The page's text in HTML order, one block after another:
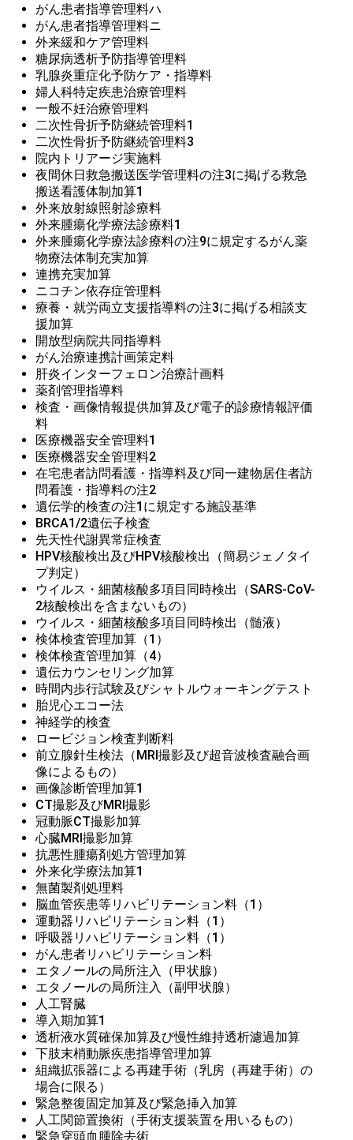
がん患者指導管理料ハ
がん患者指導管理料ニ
外来緩和ケア管理料
糖尿病透析予防指導管理料
乳腺炎重症化予防ケア・指導料
婦人科特定疾患治療管理料
一般不妊治療管理料
二次性骨折予防継続管理料1
二次性骨折予防継続管理料3
院内トリアージ実施料
夜間休日救急搬送医学管理料の注3に掲げる救急
搬送看護体制加算1
外来放射線照射診療料
外来腫瘍化学療法診療料1
外来腫瘍化学療法診療料の注9に規定するがん薬
物療法体制充実加算
連携充実加算
ニコチン依存症管理料
療養・就労両立支援指導料の注3に掲げる相談支
援加算
開放型病院共同指導料
がん治療連携計画策定料
肝炎インターフェロン治療計画料
薬剤管理指導料
検査・画像情報提供加算及び電子的診療情報評価
料
医療機器安全管理料1
医療機器安全管理料2
在宅患者訪問看護・指導料及び同一建物居住者訪
問看護・指導料の注2
遺伝学的検査の注1に規定する施設基準
BRCA1/2遺伝子検査
先天性代謝異常症検査
HPV核酸検出及びHPV核酸検出（簡易ジェノタイ
プ判定）
ウイルス・細菌核酸多項目同時検出（SARS-CoV-
2核酸検出を含まないもの）
ウイルス・細菌核酸多項目同時検出（髄液）
検体検査管理加算（1）
検体検査管理加算（4）
遺伝カウンセリング加算
時間内歩行試験及びシャトルウォーキングテスト
胎児心エコー法
神経学的検査
ロービジョン検査判断料
前立腺針生検法（MRI撮影及び超音波検査融合画
像によるもの）
画像診断管理加算1
CT撮影及びMRI撮影
冠動脈CT撮影加算
心臓MRI撮影加算
抗悪性腫瘍剤処方管理加算
外来化学療法加算1
無菌製剤処理料
脳血管疾患等リハビリテーション料（1）
運動器リハビリテーション料（1）
呼吸器リハビリテーション料（1）
がん患者リハビリテーション料
エタノールの局所注入（甲状腺）
エタノールの局所注入（副甲状腺）
人工腎臓
導入期加算1
透析液水質確保加算及び慢性維持透析濾過加算
下肢末梢動脈疾患指導管理加算
組織拡張器による再建手術（乳房（再建手術）の
場合に限る）
緊急整復固定加算及び緊急挿入加算
人工関節置換術（手術支援装置を用いるもの）
緊急穿頭血腫除去術